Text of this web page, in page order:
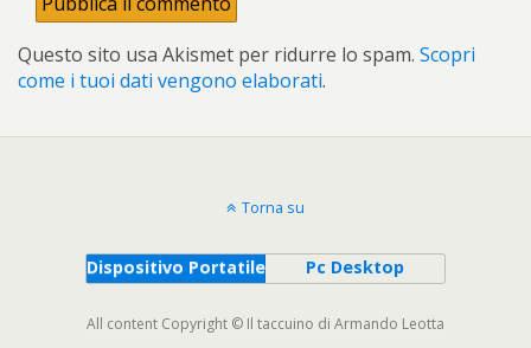
Questo sito usa Akismet per ridurre lo spam. Scopri
come i tuoi dati vengono elaborati.
Torna su
Dispositivo Portatile Pc Desktop
All content Copyright © Il taccuino di Armando Leotta